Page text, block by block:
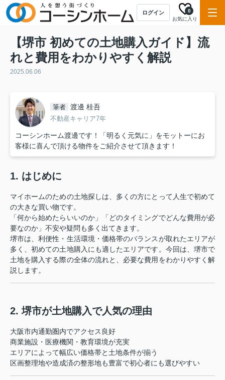
ログイン
お気に入り
0
【堺市 初めての土地購入ガイド】流
れと費用をわかりやすく解説
2025.06.06
筆者 渡邊 桂吾
不動産キャリア7年
コーシンホーム渡邊です！「明るく元気に」をモットーにお
客様に喜んで頂ける物件をご紹介させて頂きます！
1. はじめに
マイホームのための土地探しは、多くの方にとって人生で初めて
の大きな買い物です。
「何から始めたらいいのか」「どのタイミングでどんな費用が必
要なのか」不安や疑問も多く出てきます。
堺市は、利便性・生活環境・価格帯のバランスが取れたエリアが
多く、初めての土地購入にも適したエリアです。今回は、堺市で
土地を購入する際の全体の流れと、必要な費用をわかりやすく解
説します。
2. 堺市が土地購入で人気の理由
大阪市内通勤圏内でアクセス良好
商業施設・医療機関・教育環境が充実
エリアによって幅広い価格帯と土地条件が揃う
区画整理地や造成済の整形地も豊富で初心者にも選びやすい